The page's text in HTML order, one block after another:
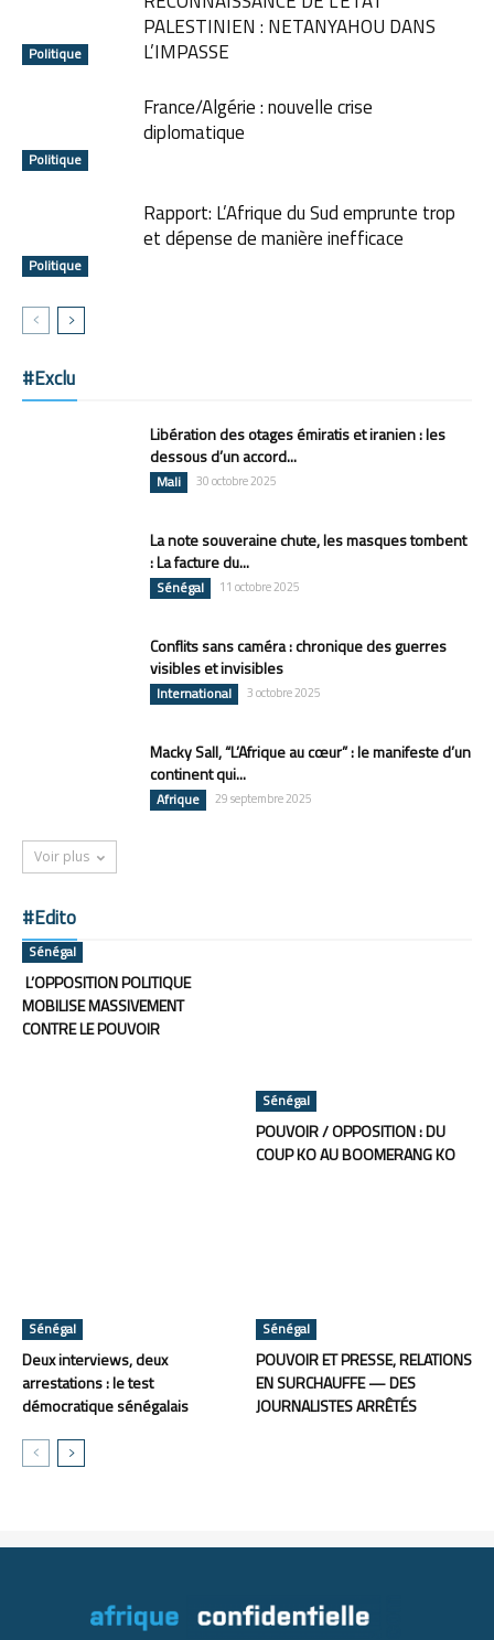
Politique
PALESTINIEN : NETANYAHOU DANS
L’IMPASSE
Politique
France/Algérie : nouvelle crise
diplomatique
Politique
Rapport: L’Afrique du Sud emprunte trop
et dépense de manière inefficace
#Exclu
Libération des otages émiratis et iranien : les
dessous d’un accord...
Mali 30 octobre 2025
La note souveraine chute, les masques tombent
: La facture du...
Sénégal 11 octobre 2025
Conflits sans caméra : chronique des guerres
visibles et invisibles
International 3 octobre 2025
Macky Sall, “L’Afrique au cœur” : le manifeste d’un
continent qui...
Afrique 29 septembre 2025
Voir plus
#Edito
Sénégal
L’OPPOSITION POLITIQUE
MOBILISE MASSIVEMENT
CONTRE LE POUVOIR
Sénégal
POUVOIR / OPPOSITION : DU
COUP KO AU BOOMERANG KO
Sénégal
Deux interviews, deux
arrestations : le test
démocratique sénégalais
Sénégal
POUVOIR ET PRESSE, RELATIONS
EN SURCHAUFFE — DES
JOURNALISTES ARRÊTÉS